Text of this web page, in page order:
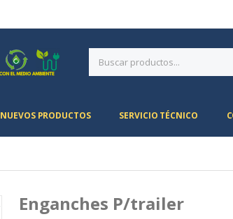
NUEVOS PRODUCTOS SERVICIO TÉCNICO
Enganches P/trailer